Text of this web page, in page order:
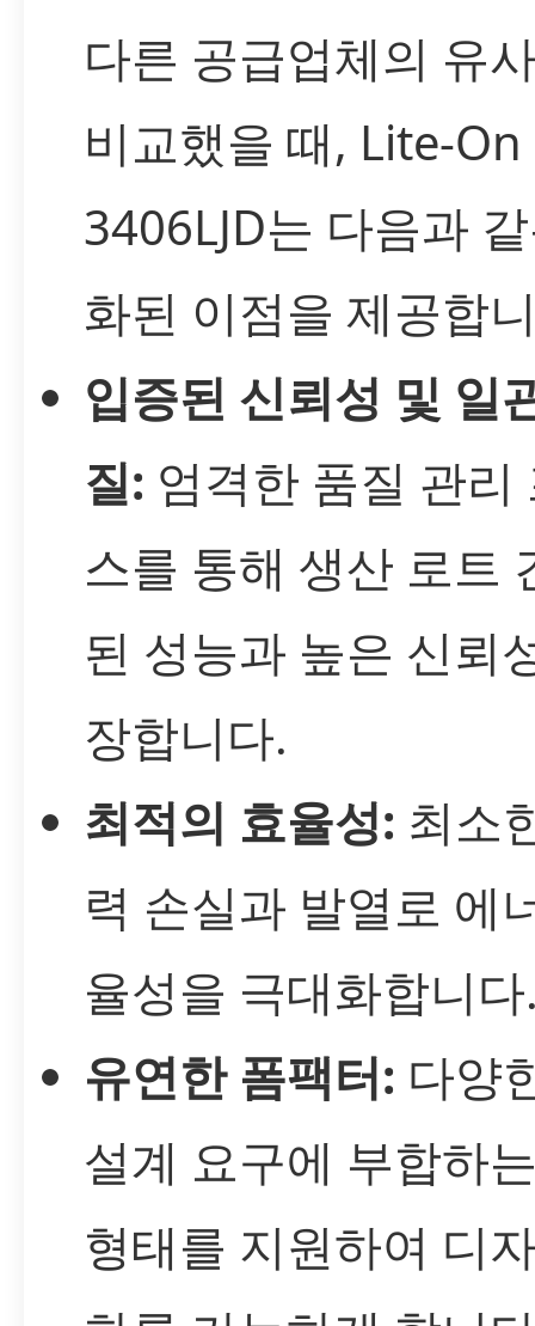
다른 공급업체의 유
비교했을 때, Lite-On
3406LJD는 다음과
화된 이점을 제공합
입증된 신뢰성 및 일
질: 엄격한 품질 관리
스를 통해 생산 로트
된 성능과 높은 신뢰
장합니다.
최적의 효율성: 최소
력 손실과 발열로 에
율성을 극대화합니
유연한 폼팩터: 다양
설계 요구에 부합하
형태를 지원하여 디